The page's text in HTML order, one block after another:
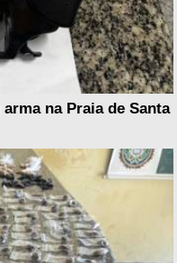
na Praia de Santa